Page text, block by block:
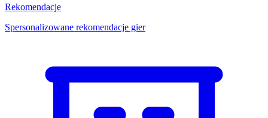
Rekomendacje
Spersonalizowane rekomendacje gier